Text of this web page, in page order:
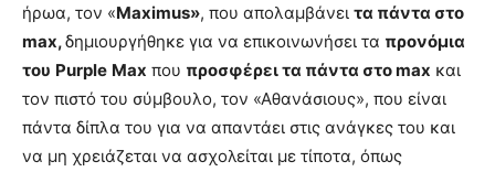
ήρωα, τον «Μaximus», που απολαμβάνει τα πάντα στο
max,δημιουργήθηκε για να επικοινωνήσει τα προνόμια
του Purple Max που προσφέρει τα πάντα στοmax και
τον πιστό του σύμβουλο, τον «Αθανάσιους», που είναι
πάντα δίπλα του για να απαντάει στις ανάγκες του και
να μη χρειάζεται να ασχολείται με τίποτα, όπως